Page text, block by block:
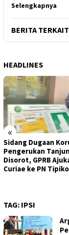
Selengkapnya
BERITA TERKAIT
HEADLINES
«
Sidang Dugaan
Pengerukan
Disorot, GPRB
Curiae ke PN
TAG: IPSI